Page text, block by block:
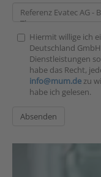
Hiermit willige ich
Deutschland
Dienstleistungen
habe das Recht,
info@mum.dezu
habe ich gelesen.